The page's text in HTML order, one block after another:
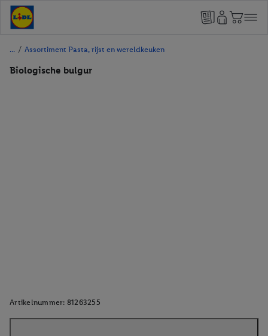
/ Assortiment Pasta, rijst en wereldkeuken
Biologische bulgur
Artikelnummer: 81263255